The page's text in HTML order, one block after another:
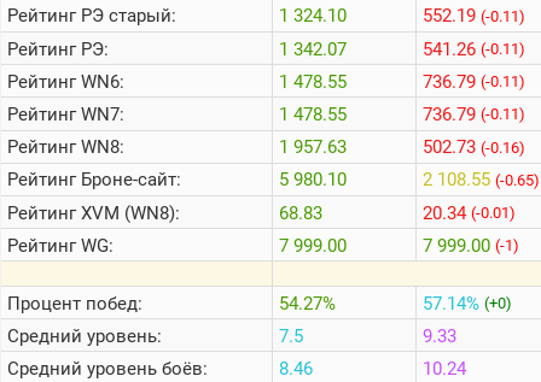
стримеров
Информация
Онлайн
Цветовая
шкала
Теlegram
ВК
Портал
Мира
Танков
РейтингРЭ старый:
РейтингРЭ:
РейтингWN6:
РейтингWN7:
РейтингWN8:
РейтингБроне-сайт:
РейтингXVM (WN8):
РейтингWG:
Процент побед:
Средний уровень:
Средний уровень боёв:
1 324.10
1 342.07
1 478.55
1 478.55
1 957.63
5 980.10
68.83
7 999.00
54.27%
7.5
8.46
552.19 (-0.11)
541.26 (-0.11)
736.79 (-0.11)
736.79 (-0.11)
502.73 (-0.16)
2 108.55 (-0.65)
20.34 (-0.01)
7 999.00 (-1)
57.14% (+0)
9.33
10.24